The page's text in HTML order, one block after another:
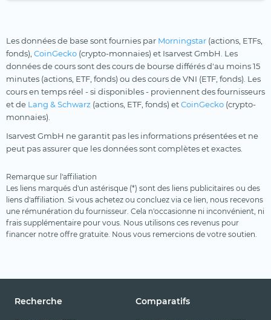
Les données de base sont fournies par Morningstar (actions, ETFs,
fonds), CoinGecko (crypto-monnaies) et Isarvest GmbH. Les
données de cours sont des cours de bourse différés d'au moins 15
minutes (actions, ETF, fonds) ou des cours de VNI (ETF, fonds). Les
cours en temps réel - si disponibles - proviennent des fournisseurs
et de Lang & Schwarz (actions, ETF, fonds) etCoinGecko (crypto-
monnaies).
Isarvest GmbH ne garantit pas les informations présentées et ne
peut pas assurer que les données sont complètes et exactes.
Remarque sur l'affiliation
Les liens marqués d'un astérisque (*) sont des liens publicitaires ou des
liens d'affiliation. Si vous achetez ou concluez via ce lien, nous recevons
une rémunération du fournisseur. Cela n'occasionne ni inconvénient, ni
frais supplémentaire pour vous. Nous utilisons ces revenus pour
financer notre offre gratuite. Nous vous remercions de votre soutien.
Recherche Comparatifs